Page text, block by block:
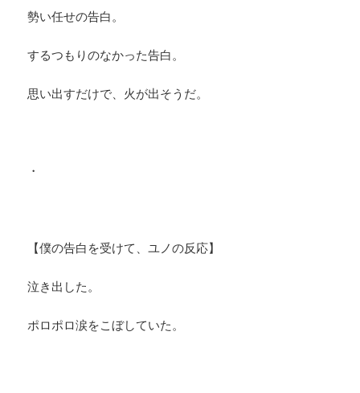
勢い任せの告白。
するつもりのなかった告白。
思い出すだけで、火が出そうだ。
・
【僕の告白を受けて、ユノの反応】
泣き出した。
ポロポロ涙をこぼしていた。